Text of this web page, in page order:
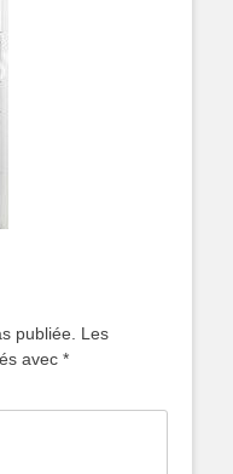
publiée.
Les
avec *